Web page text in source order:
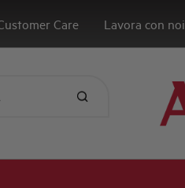
Care Lavora con noi